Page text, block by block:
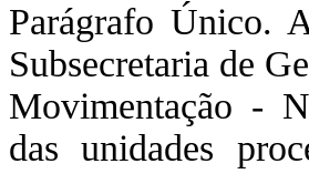
Parágrafo Único.
Subsecretaria de
Movimentação -
das unidades